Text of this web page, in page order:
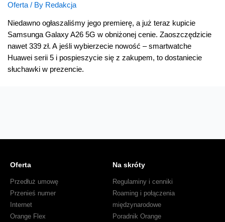
Oferta/ By Redakcja
Niedawno ogłaszaliśmy jego premierę, a już teraz kupicie
Samsunga Galaxy A26 5G w obniżonej cenie. Zaoszczędzicie
nawet 339 zł. A jeśli wybierzecie nowość – smartwatche
Huawei serii 5 i pospieszycie się z zakupem, to dostaniecie
słuchawki w prezencie.
Oferta
Przedłuż umowę
Przenieś numer
Internet
Orange Flex
Na skróty
Regulaminy i cenniki
Roaming i połączenia
międzynarodowe
Poradnik Orange